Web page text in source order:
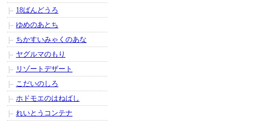
18ばんどうろ
ゆめのあとち
ちかすいみゃくのあな
ヤグルマのもり
リゾートデザート
こだいのしろ
ホドモエのはねばし
れいとうコンテナ